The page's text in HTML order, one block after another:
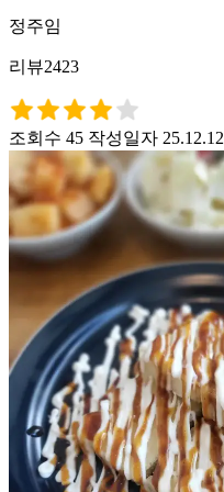
정주임
리뷰2423
조회수 45 작성일자 25.12.12